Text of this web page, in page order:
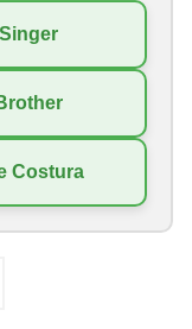
Cómo hacer un nudo corredizo para comenzar y terminar una costura
Costura